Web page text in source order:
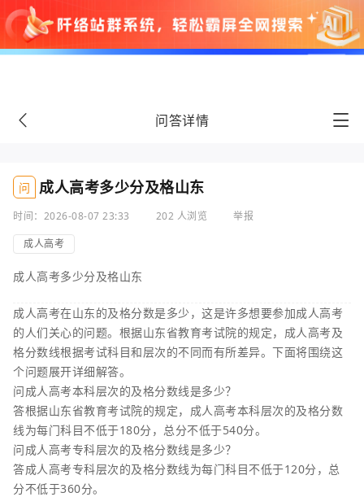
问答详情
问 成人高考多少分及格山东
时间：2026-08-07 23:33 202 人浏览
举报
成人高考
成人高考多少分及格山东
成人高考在山东的及格分数是多少，这是许多想要参加成人高考
的人们关心的问题。根据山东省教育考试院的规定，成人高考及
格分数线根据考试科目和层次的不同而有所差异。下面将围绕这
个问题展开详细解答。
问成人高考本科层次的及格分数线是多少？
答根据山东省教育考试院的规定，成人高考本科层次的及格分数
线为每门科目不低于180分，总分不低于540分。
问成人高考专科层次的及格分数线是多少？
答成人高考专科层次的及格分数线为每门科目不低于120分，总
分不低于360分。